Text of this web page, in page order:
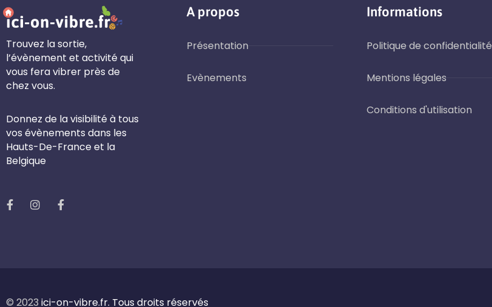
Trouvez la sortie,
l’évènement et activité qui
vous fera vibrer près de
chez vous.
Donnez de la visibilité à tous
vos évènements dans les
Hauts-De-France et la
Belgique
A propos
Présentation
Evènements
Informations
Politique de confidentialité
Mentions légales
Conditions d'utilisation
© 2023 ici-on-vibre.fr. Tous droits réservés